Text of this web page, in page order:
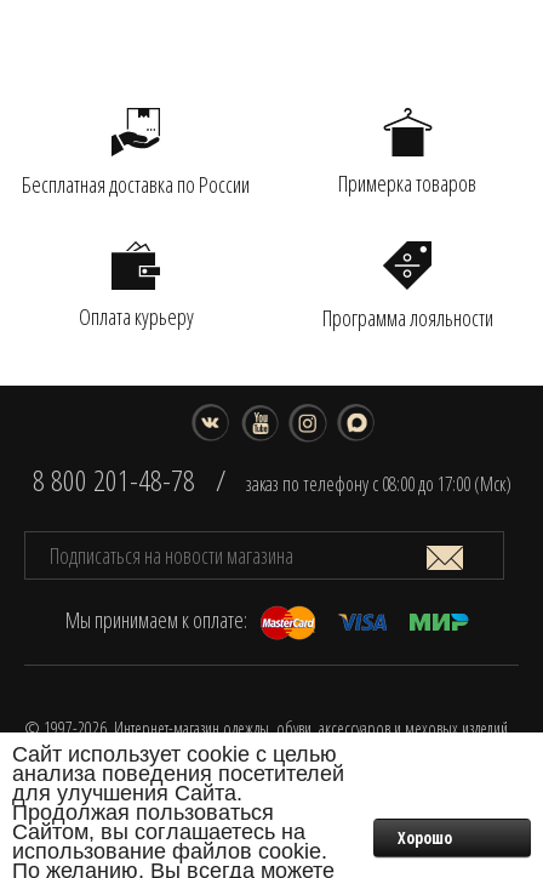
0
Бесплатная доставка по России Примерка товаров
Оплата курьеру Программа лояльности
8 800 201-48-78 / заказ по телефону с 08:00 до 17:00 (Мск)
Мы принимаем к оплате:
© 1997-2026. Интернет-магазин одежды, обуви, аксессуаров и меховых изделий
FOX.
Разработка интернет-магазина одежды
Сайт использует cookie с целью
анализа поведения посетителей
для улучшения Сайта.
Продолжая пользоваться
Сайтом, вы соглашаетесь на
использование файлов cookie.
По желанию, Вы всегда можете
Хорошо